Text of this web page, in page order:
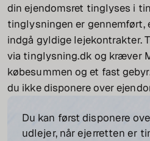
din ejendomsret tinglyses i
tinglysningen er gennemført,
indgå gyldige lejekontrakter.
via tinglysning.dk og kræver
købesummen og et fast
du ikke disponere over
Du kan først disponere
udlejer, når ejerretten er